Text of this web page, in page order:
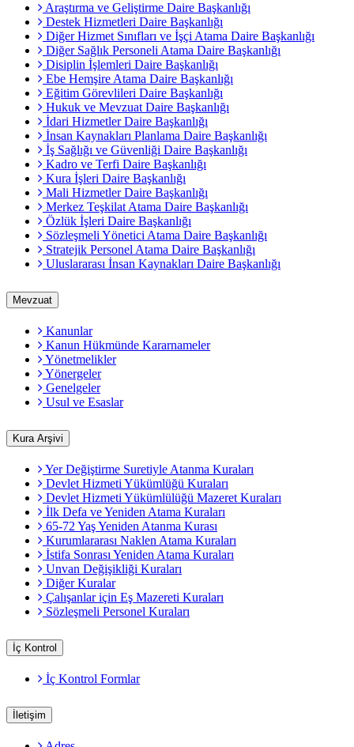
Araştırma ve Geliştirme Daire Başkanlığı
Destek Hizmetleri Daire Başkanlığı
Diğer Hizmet Sınıfları ve İşçi Atama Daire Başkanlığı
Diğer Sağlık Personeli Atama Daire Başkanlığı
Disiplin İşlemleri Daire Başkanlığı
Ebe Hemşire Atama Daire Başkanlığı
Eğitim Görevlileri Daire Başkanlığı
Hukuk ve Mevzuat Daire Başkanlığı
İdari Hizmetler Daire Başkanlığı
İnsan Kaynakları Planlama Daire Başkanlığı
İş Sağlığı ve Güvenliği Daire Başkanlığı
Kadro ve Terfi Daire Başkanlığı
Kura İşleri Daire Başkanlığı
Mali Hizmetler Daire Başkanlığı
Merkez Teşkilat Atama Daire Başkanlığı
Özlük İşleri Daire Başkanlığı
Sözleşmeli Yönetici Atama Daire Başkanlığı
Stratejik Personel Atama Daire Başkanlığı
Uluslararası İnsan Kaynakları Daire Başkanlığı
Mevzuat
Kanunlar
Kanun Hükmünde Kararnameler
Yönetmelikler
Yönergeler
Genelgeler
Usul ve Esaslar
Kura Arşivi
Yer Değiştirme Suretiyle Atanma Kuraları
Devlet Hizmeti Yükümlüğü Kuraları
Devlet Hizmeti Yükümlülüğü Mazeret Kuraları
İlk Defa ve Yeniden Atama Kuraları
65-72 Yaş Yeniden Atanma Kurası
Kurumlararası Naklen Atama Kuraları
İstifa Sonrası Yeniden Atama Kuraları
Unvan Değişikliği Kuraları
Diğer Kuralar
Çalışanlar için Eş Mazereti Kuraları
Sözleşmeli Personel Kuraları
İç Kontrol
İç Kontrol Formlar
İletişim